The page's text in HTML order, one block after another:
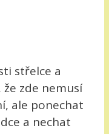
střelce a
zde nemusí
ale ponechat
a nechat